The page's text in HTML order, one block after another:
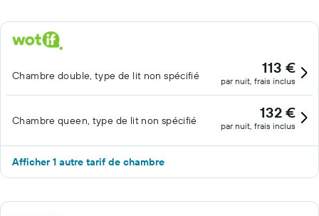
Chambre double, type de lit non spécifié 113 €
par nuit, frais inclus
Chambre queen, type de lit non spécifié 132 €
par nuit, frais inclus
Afficher 1 autre tarif de chambre